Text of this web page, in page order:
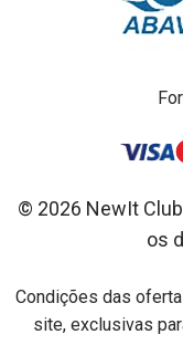
© 2026 NewIt
os
Condições das
site, exclusivas